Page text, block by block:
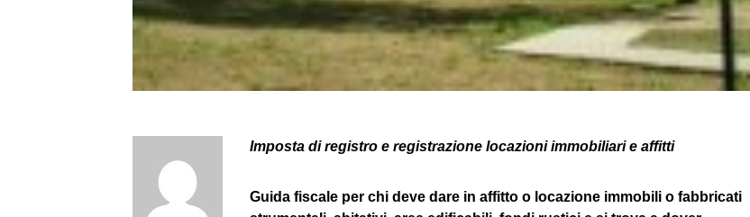
Imposta di registro e registrazione locazioni immobiliari e affitti
Guida fiscale per chi deve dare in affitto o locazione immobili o fabbricati